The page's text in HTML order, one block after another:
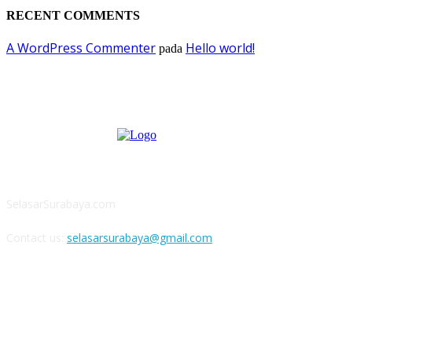
RECENT COMMENTS
A WordPress Commenter pada Hello world!
selasarsurabaya@gmail.com